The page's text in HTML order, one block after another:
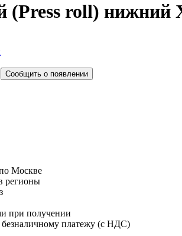
(Press roll) нижний
Сообщить о появлении
Москве
регионы
при получении
платежу (с НДС)